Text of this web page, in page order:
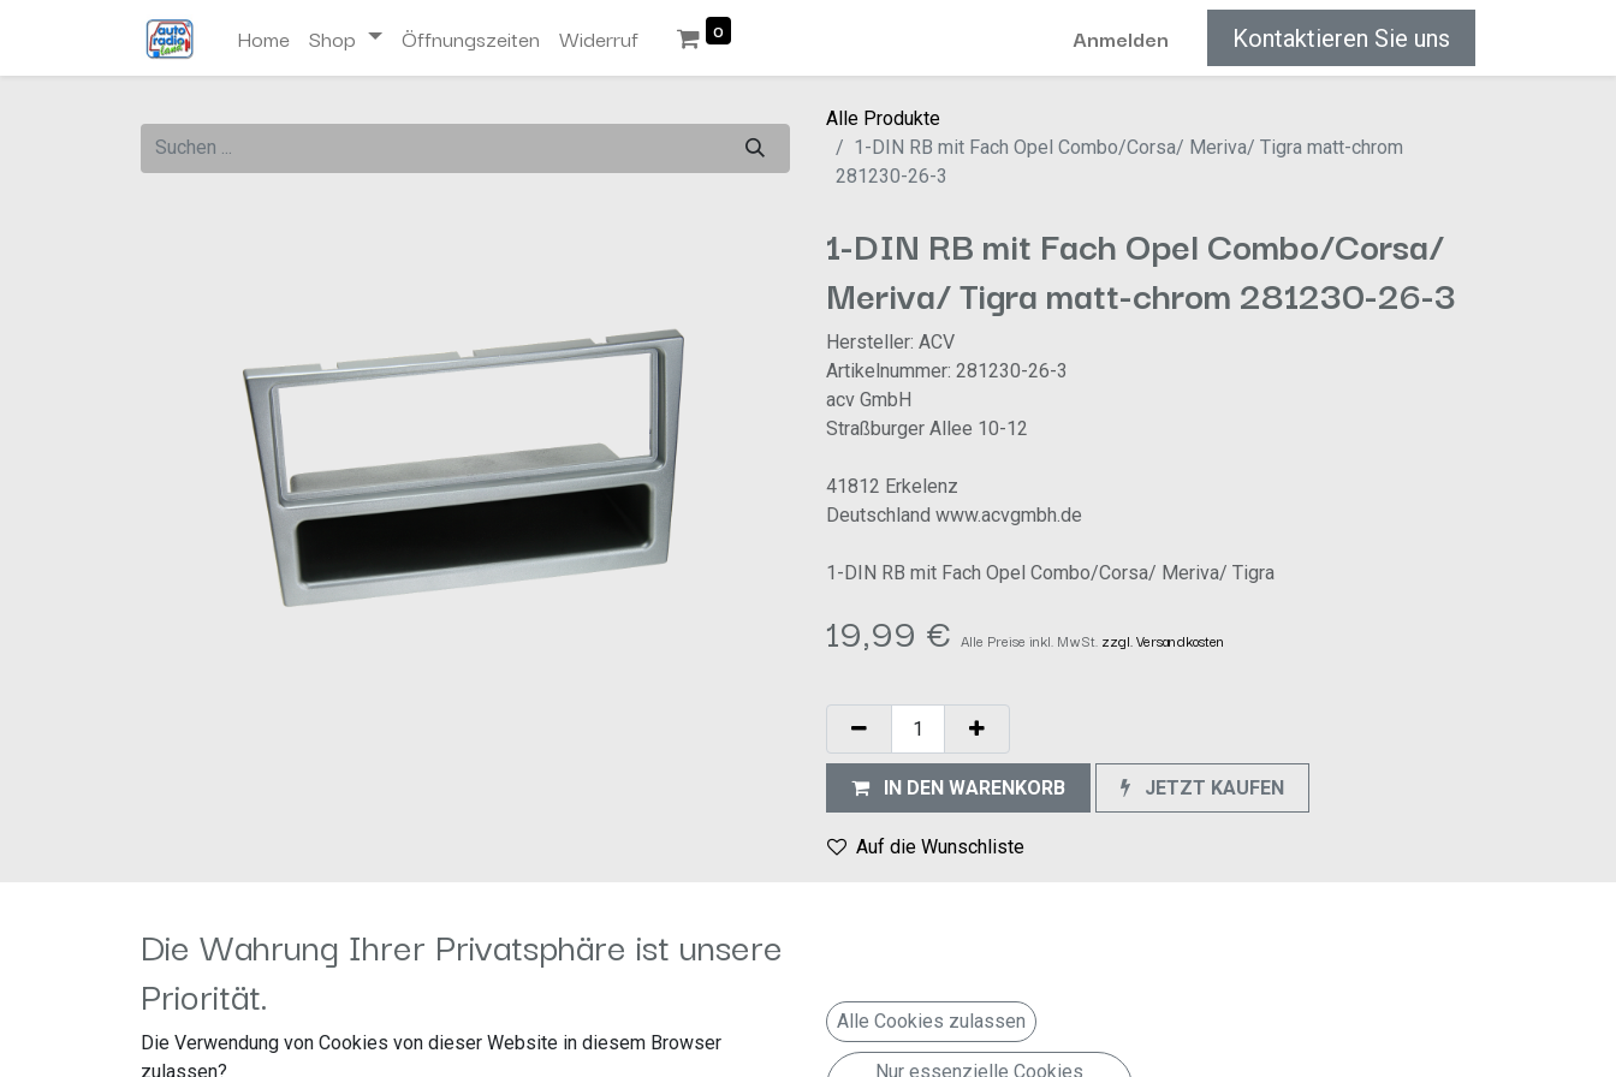
Home Shop Öffnungszeiten Widerruf 0 Anmelden Kontaktieren Sie uns
Alle Produkte
1-DIN RB mit Fach Opel Combo/Corsa/ Meriva/ Tigra matt-chrom
281230-26-3
1-DIN RB mit Fach Opel Combo/Corsa/
Meriva/ Tigra matt-chrom 281230-26-3
Hersteller: ACV
Artikelnummer: 281230-26-3
acv GmbH
Straßburger Allee 10-12
41812 Erkelenz
Deutschland www.acvgmbh.de
1-DIN RB mit Fach Opel Combo/Corsa/ Meriva/ Tigra
19,99 € Alle Preise inkl. MwSt. zzgl. Versandkosten
IN DEN WARENKORB JETZT KAUFEN
Auf die Wunschliste
Für folgende Fahrzeuge geeignet:
Die Wahrung Ihrer Privatsphäre ist unsere
Priorität.
Die Verwendung von Cookies von dieser Website in diesem Browser
zulassen?
Alle Cookies zulassen
Nur essenzielle Cookies